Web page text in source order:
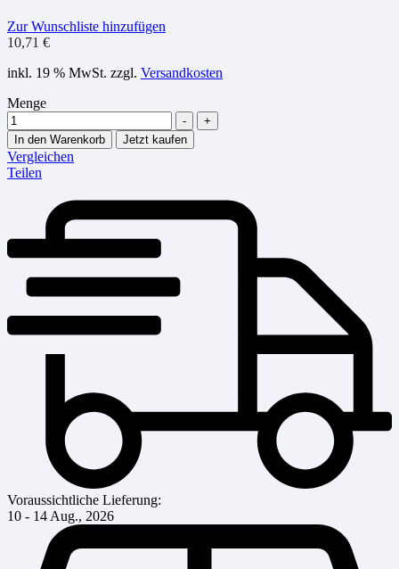
Zur Wunschliste hinzufügen
10,71 €
inkl. 19 % MwSt. zzgl. Versandkosten
Menge
-
+
In den Warenkorb
Jetzt kaufen
Vergleichen
Teilen
Voraussichtliche Lieferung:
10 - 14 Aug., 2026